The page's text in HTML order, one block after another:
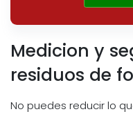
Medicion y
residuos de
No puedes reducir lo